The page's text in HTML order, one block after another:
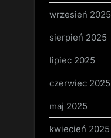
wrzesień 2025
sierpień 2025
lipiec 2025
czerwiec 2025
maj 2025
kwiecień 2025